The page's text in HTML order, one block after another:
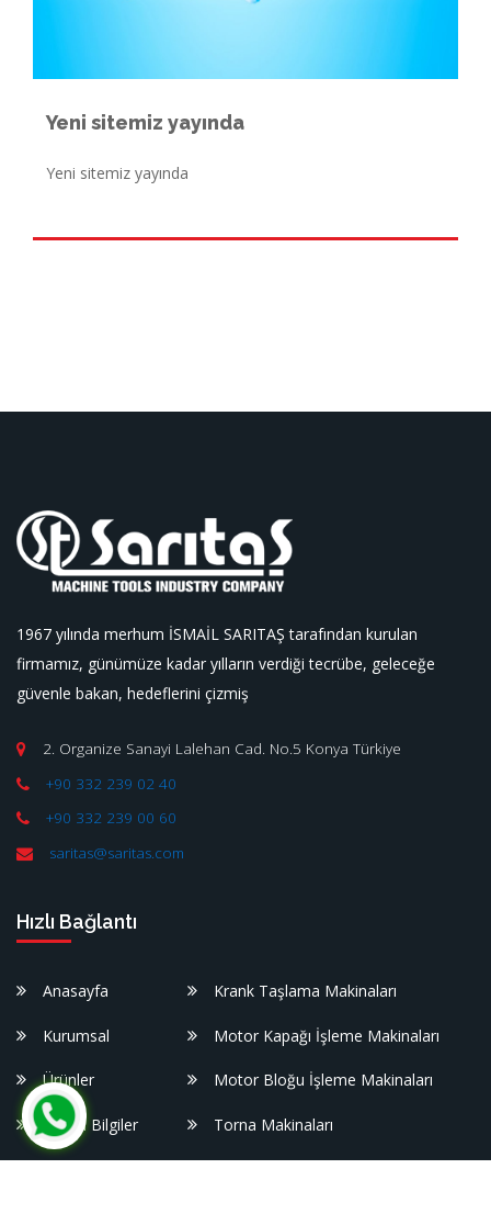
Yeni sitemiz yayında
Yeni sitemiz yayında
1967 yılında merhum İSMAİL SARITAŞ tarafından kurulan
firmamız, günümüze kadar yılların verdiği tecrübe, geleceğe
güvenle bakan, hedeflerini çizmiş
2. Organize Sanayi Lalehan Cad. No.5 Konya Türkiye
+90 332 239 02 40
+90 332 239 00 60
saritas@saritas.com
Hızlı Bağlantı
Anasayfa
Kurumsal
Ürünler
Yararlı Bilgiler
Krank Taşlama Makinaları
Motor Kapağı İşleme Makinaları
Motor Bloğu İşleme Makinaları
Torna Makinaları